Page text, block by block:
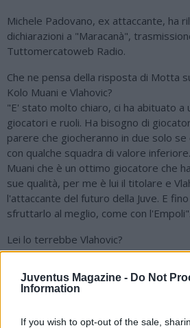
Juventus Magazine - Do Not
Information
If you wish to opt-out of the sale,
Michele Padovano, ex attaccante, ha
dichiarazioni a "Maracanà",
Tuttomercatoweb Radio.
Che ne pensa della risposta di Motta
Kolo Muani e Vlahovic?
"E' stato molto chiaro, ci ha abituato a
giocatori e ruoli. Ha bisogno di
parere che giocheranno in due solo
con qualche squadra di valore
Muani che è un ottimo giocatore che
sue qualità, per me è lui il titolare e
l'attaccante del futuro della Juve. E
sfruttarlo al meglio, come con l'Empoli".
Lei lo terrebbe Vlahovic?
"In questo momento Vlahovic non ha
adatto alla Juve. Per me i numeri
quando sei alla Juve devi dimostrare
Ad oggi non ha dimostrato di essere